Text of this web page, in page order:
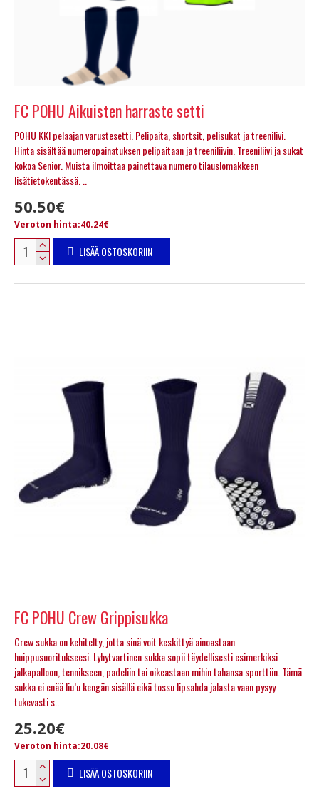
FC POHU Aikuisten harraste setti
POHU KKI pelaajan varustesetti. Pelipaita, shortsit, pelisukat ja treenilivi.
Hinta sisältää numeropainatuksen pelipaitaan ja treeniliivin. Treeniliivi ja sukat
kokoa Senior. Muista ilmoittaa painettava numero tilauslomakkeen
lisätietokentässä. ..
50.50€
Veroton hinta:40.24€
LISÄÄ OSTOSKORIIN
FC POHU Crew Grippisukka
Crew sukka on kehitelty, jotta sinä voit keskittyä ainoastaan
huippusuoritukseesi. Lyhytvartinen sukka sopii täydellisesti esimerkiksi
jalkapalloon, tennikseen, padeliin tai oikeastaan mihin tahansa sporttiin. Tämä
sukka ei enää liu’u kengän sisällä eikä tossu lipsahda jalasta vaan pysyy
tukevasti s..
25.20€
Veroton hinta:20.08€
LISÄÄ OSTOSKORIIN